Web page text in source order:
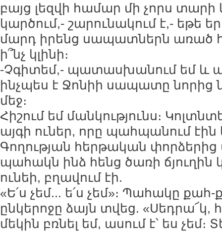
բայց լեզվի համար մի չորս տարի
կարծում,- շարունակում է,- եթե
մարդ իրենց սապատներն առած
ի՞նչ կլինի։
-Չգիտեմ,- պատասխանում եմ և
ինչպես է Ջոնիի սապատը նորից
մեջ։
Հիշում եմ մանկությունս։
այգի ուներ, որը պահպանում
Գողության հերթական
պահակն ինձ հենց ծառի ճյուղին
ունեի, բղավում էի.
«Ե՛ս չեմ... ե՛ս չեմ»։ Պահակը
ընկերոջը ձայն տվեց. «Սեդրա՜կ,
մեկին բռնել եմ, ասում է՝ ես չեմ։